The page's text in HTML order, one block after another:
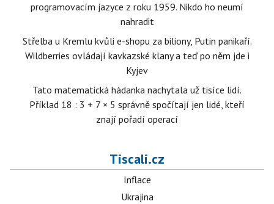
programovacím jazyce z roku 1959. Nikdo ho neumí
nahradit
Střelba u Kremlu kvůli e-shopu za biliony, Putin panikaří.
Wildberries ovládají kavkazské klany a teď po něm jde i
Kyjev
Tato matematická hádanka nachytala už tisíce lidí.
Příklad 18 : 3 + 7 × 5 správně spočítají jen lidé, kteří
znají pořadí operací
Tiscali.cz
Inflace
Ukrajina